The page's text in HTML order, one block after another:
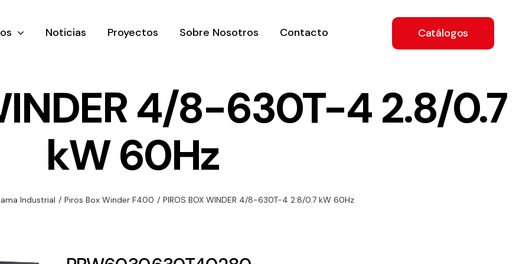
gama
Ventilación
Amplia gama de
equipos de
Iluminación
Solar
Variedad de
necesidades.
Noticias Proyectos Sobre Nosotros Contacto Catálogos
4/8-630T-4 2.8/0.7
kW 60Hz
Industrial / Piros Box Winder F400 / PIROS BOX WINDER 4/8-630T-4 2.8/0.7 kW 60Hz